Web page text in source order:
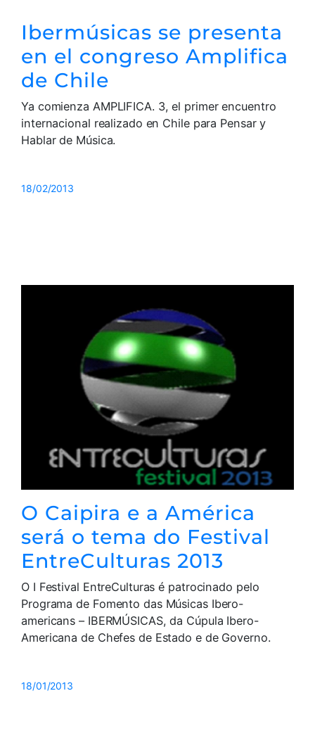
Ibermúsicas se presenta
en el congreso Amplifica
de Chile
Ya comienza AMPLIFICA. 3, el primer encuentro
internacional realizado en Chile para Pensar y
Hablar de Música.
18/02/2013
O Caipira e a América
será o tema do Festival
EntreCulturas 2013
O I Festival EntreCulturas é patrocinado pelo
Programa de Fomento das Músicas Ibero-
americans – IBERMÚSICAS, da Cúpula Ibero-
Americana de Chefes de Estado e de Governo.
18/01/2013